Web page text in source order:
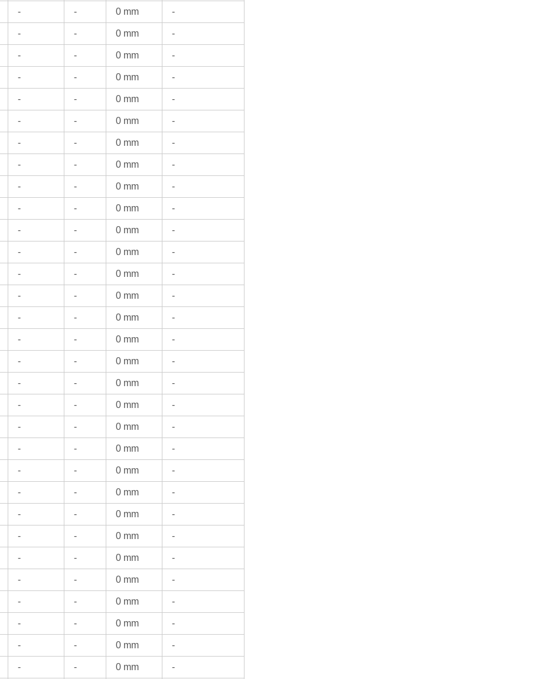
- - 0 mm -
- - 0 mm -
- - 0 mm -
- - 0 mm -
- - 0 mm -
- - 0 mm -
- - 0 mm -
- - 0 mm -
- - 0 mm -
- - 0 mm -
- - 0 mm -
- - 0 mm -
- - 0 mm -
- - 0 mm -
- - 0 mm -
- - 0 mm -
- - 0 mm -
- - 0 mm -
- - 0 mm -
- - 0 mm -
- - 0 mm -
- - 0 mm -
- - 0 mm -
- - 0 mm -
- - 0 mm -
- - 0 mm -
- - 0 mm -
- - 0 mm -
- - 0 mm -
- - 0 mm -
- - 0 mm -